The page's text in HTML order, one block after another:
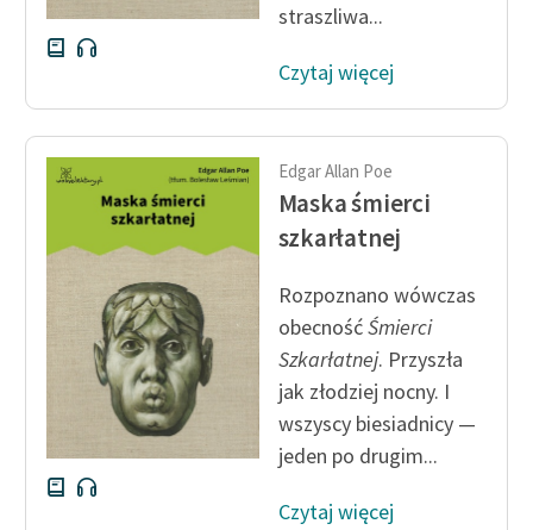
straszliwa...
Czytaj więcej
Edgar Allan Poe
Maska śmierci
szkarłatnej
Rozpoznano wówczas
obecnośćŚmierci
Szkarłatnej. Przyszła
jak złodziej nocny. I
wszyscy biesiadnicy —
jeden po drugim...
Czytaj więcej